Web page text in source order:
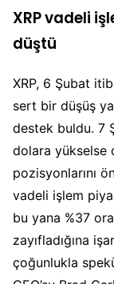
XRP vadeli
düştü
XRP, 6 Şubat
sert bir düşüş
destek buldu. 7
dolara yükselse
pozisyonlarını
vadeli işlem
bu yana %37
zayıfladığına
çoğunlukla